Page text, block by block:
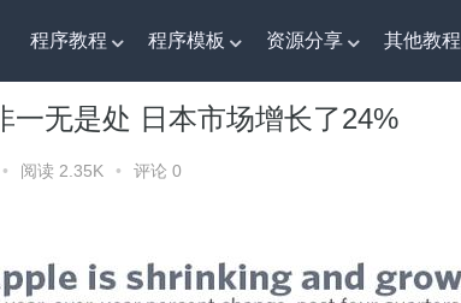
程序教程 程序模板 资源分享 其他教程
绩并非一无是处 日本市场增长了24%
一无是处 日本市场增长了24%
• 阅读 2.35K • 评论 0